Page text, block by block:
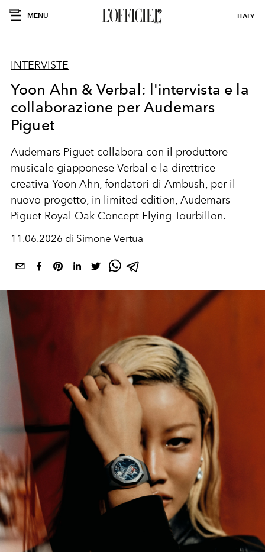
MENU ITALY
INTERVISTE
Yoon Ahn & Verbal: l'intervista e la
collaborazione per Audemars
Piguet
Audemars Piguet collabora con il produttore
musicale giapponese Verbal e la direttrice
creativa Yoon Ahn, fondatori di Ambush, per il
nuovo progetto, in limited edition, Audemars
Piguet Royal Oak Concept Flying Tourbillon.
11.06.2026 di Simone Vertua